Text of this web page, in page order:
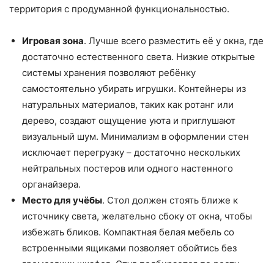
территория с продуманной функциональностью.
Игровая зона. Лучше всего разместить её у окна, где
достаточно естественного света. Низкие открытые
системы хранения позволяют ребёнку
самостоятельно убирать игрушки. Контейнеры из
натуральных материалов, таких как ротанг или
дерево, создают ощущение уюта и приглушают
визуальный шум. Минимализм в оформлении стен
исключает перегрузку – достаточно нескольких
нейтральных постеров или одного настенного
органайзера.
Место для учёбы. Стол должен стоять ближе к
источнику света, желательно сбоку от окна, чтобы
избежать бликов. Компактная белая мебель со
встроенными ящиками позволяет обойтись без